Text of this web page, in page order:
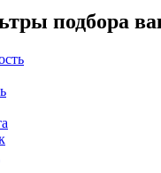
подбора